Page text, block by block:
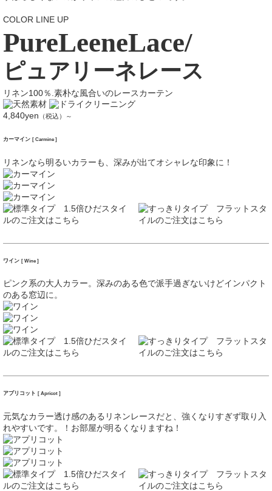
COLOR LINE UP
PureLeeneLace/
ピュアリーネレース
リネン100％.素朴な風合いのレースカーテン
4,840yen （税込）～
カーマイン [ Carmine ]
リネンなら明るいカラーも、深みが出てオシャレな印象に！
ワイン [ Wine ]
ピンク系の大人カラー。深みのある色で派手過ぎないけどインパクト
のある窓辺に。
アプリコット [ Apricot ]
元気なカラー透け感のあるリネンレースだと、強くなりすぎず取り入
れやすいです。！お部屋が明るくなりますね！